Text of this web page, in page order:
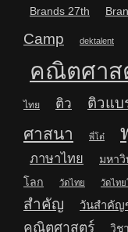
Brands 27th
Camp
dektalent
คณิตศาส
ไทย ติว ติวแบ
ศาสนา
พี่โต๋
ภาษาไทย มหาวิ
โลก
วัดไทย วัดไทย
สำคัญ
วันสำคัญ
คณิตศาสตร์
วิช